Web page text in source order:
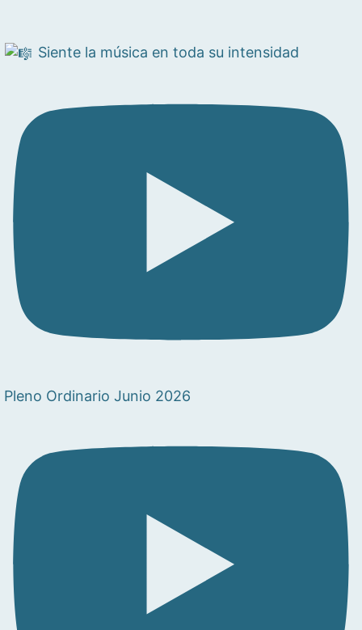
Siente la música en toda su intensidad
Pleno Ordinario Junio 2026